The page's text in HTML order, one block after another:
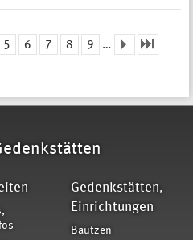
5 6 7 8 9 …
Gedenkstätten,
Einrichtungen
Bautzen